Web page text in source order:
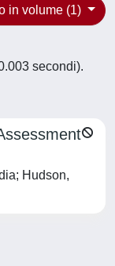
in volume (1)
secondi).
Hudson,